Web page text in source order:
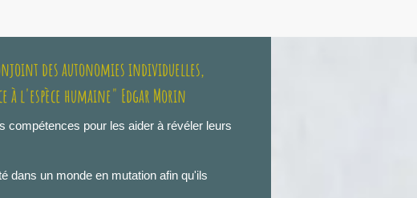
des autonomies individuelles,
à l'espèce humaine" Edgar Morin
pour les aider à révéler leurs
dans un monde en mutation afin qu'ils